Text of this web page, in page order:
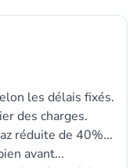
les délais fixés.
des charges.
réduite de 40%...
avant...